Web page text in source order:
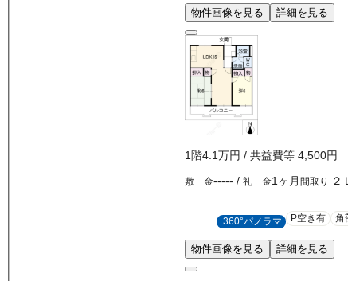
物件画像を見る 詳細を見る
1階4.1万円 / 共益費等 4,500円
敷 金----- / 礼 金1ヶ月 間取り ２
360°パノラマ P空き有 角
物件画像を見る 詳細を見る